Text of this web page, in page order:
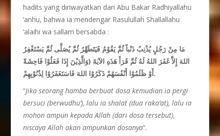
hadits yang diriwayatkan dari Abu Bakar Radhiyallahu
‘anhu, bahwa ia mendengar Rasulullah Shallallahu
‘alaihi wa sallam bersabda :
مَا مِنْ رَجُلٍ يُذْنِبُ ذَنْباً ثُمَّ يَقُوْمُ فَيَتَطَهَّرُ ثُمَّ يُصَلِّى ثُمَّ يَسْتَغْفِرُ
اللهَ إِلاَّ غَفَرَ اللهُ لَهُ ثُمَّ قَرَأَ هَذَهِ الآيَةَ (وَالَّذِيْنَ إِذَا فَعَلُوْا فَاحِشَةً
أَوْ ظَلَمُوْا أَنْفُسَهُمْ ذَكَرُوْا اللهَ فَاسَتَغَفَرُوْا لِذُنُوْبِهِمْ.
“Jika seorang hamba berbuat dosa kemudian ia pergi
bersuci (berwudhu’), lalu ia shalat (dua raka’at), lalu ia
mohon ampun kepada Allah (dari dosa tersebut),
niscaya Allah akan ampunkan dosanya“.